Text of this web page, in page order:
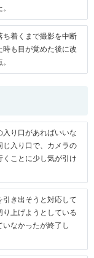
ち着くまで撮影を中断
時も目が覚めた後に改
り口があればいいな
じ入り口で、カメラの
ことに少し気が引け
き出そうと対応して
り上げようとしている
なかったが終了し